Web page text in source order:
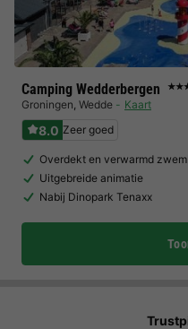
Camping Wedderbergen
Groningen, Wedde Kaart
8.0 Zeer goed
Overdekt en verwarmd
Uitgebreide animatie
Nabij Dinopark Tenaxx